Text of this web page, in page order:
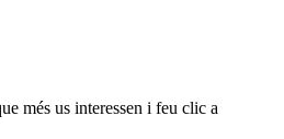
més us interessen i feu clic a